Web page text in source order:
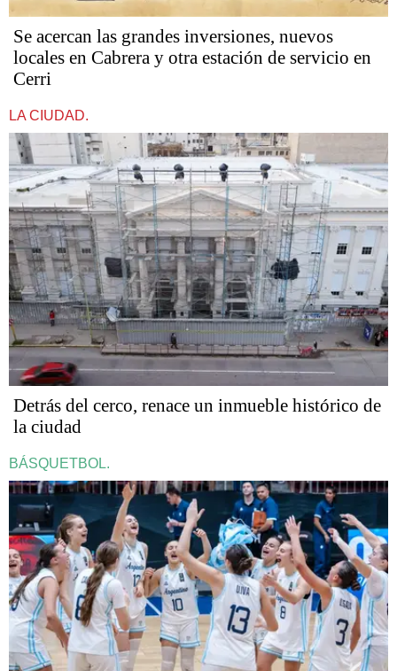
Se acercan las grandes inversiones, nuevos
locales en Cabrera y otra estación de servicio en
Cerri
LA CIUDAD.
Detrás del cerco, renace un inmueble histórico de
la ciudad
BÁSQUETBOL.